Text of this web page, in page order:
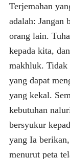
Terjemahan
adalah: Jangan
orang lain.
kepada kita,
makhluk. Tidak
yang dapat
yang kekal.
kebutuhan
bersyukur
yang Ia
menurut peta